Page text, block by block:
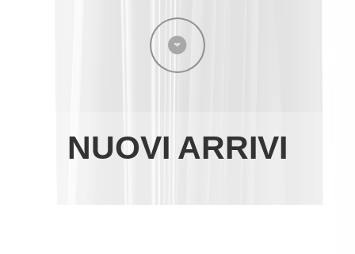
NUOVI ARRIVI